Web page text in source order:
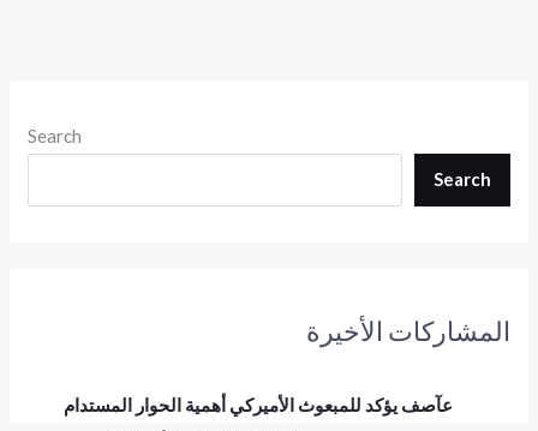
Search
Search
المشاركات الأخيرة
عآصف يؤكد للمبعوث الأميركي أهمية الحوار المستدام